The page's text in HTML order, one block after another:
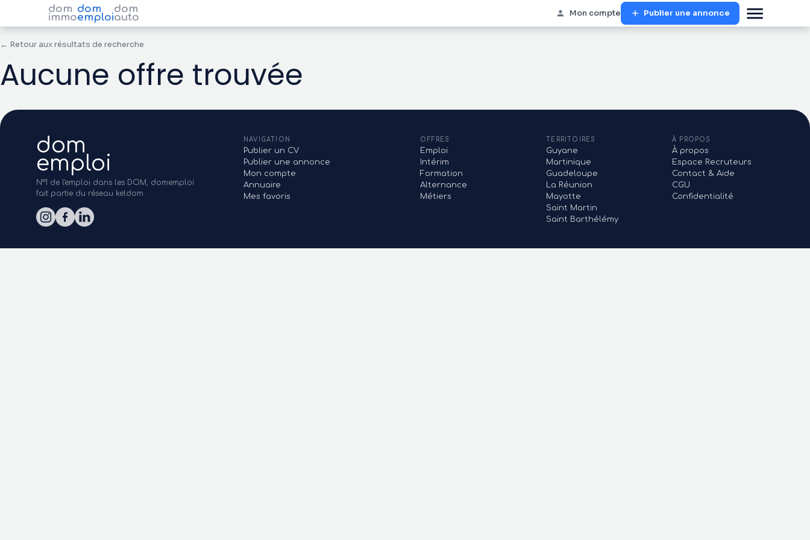
dom
immo
dom
emploi
dom
auto Mon compte Publier une annonce
← Retour aux résultats de recherche
Aucune offre trouvée
dom
emploi
N°1 de l'emploi dans les DOM, domemploi
fait partie du réseau keldom.
NAVIGATION
Publier un CV
Publier une annonce
Mon compte
Annuaire
Mes favoris
OFFRES
Emploi
Intérim
Formation
Alternance
Métiers
TERRITOIRES
Guyane
Martinique
Guadeloupe
La Réunion
Mayotte
Saint Martin
Saint Barthélémy
À PROPOS
À propos
Espace Recruteurs
Contact & Aide
CGU
Confidentialité